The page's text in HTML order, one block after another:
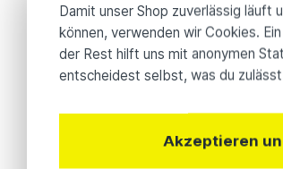
Damit unser Shop zuverlässig läuft
können, verwenden wir Cookies.
der Rest hilft uns mit anonymen
entscheidest selbst, was du
Akzeptieren